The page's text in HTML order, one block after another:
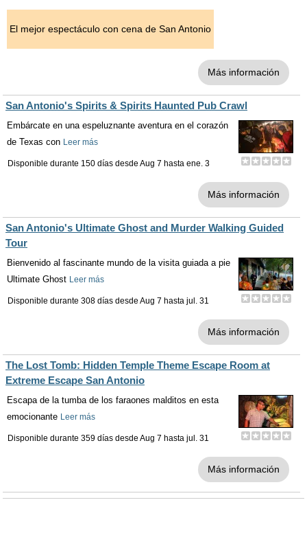
El mejor espectáculo con cena de San Antonio
Más información
San Antonio's Spirits & Spirits Haunted Pub Crawl
Embárcate en una espeluznante aventura en el corazón
de Texas con Leer más
Disponible durante 150 días desde Aug 7 hasta ene. 3
Más información
San Antonio's Ultimate Ghost and Murder Walking Guided
Tour
Bienvenido al fascinante mundo de la visita guiada a pie
Ultimate Ghost Leer más
Disponible durante 308 días desde Aug 7 hasta jul. 31
Más información
The Lost Tomb: Hidden Temple Theme Escape Room at
Extreme Escape San Antonio
Escapa de la tumba de los faraones malditos en esta
emocionante Leer más
Disponible durante 359 días desde Aug 7 hasta jul. 31
Más información